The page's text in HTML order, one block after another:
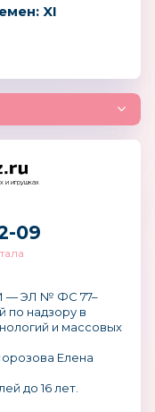
XI
и игрушках
09
— ЭЛ № ФС 77–
по надзору в
и массовых
Елена
до 16 лет.